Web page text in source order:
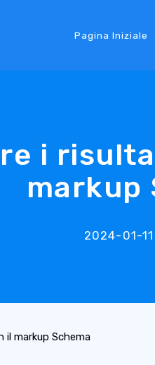
Pagina Iniziale
i
markup
2024-01-
il markup Schema